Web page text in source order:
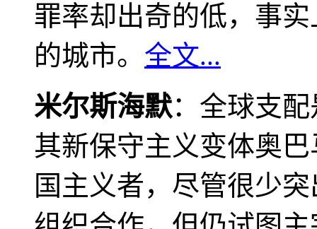
罪率却出奇的低，事
的城市。 全文...
米尔斯海默：全球支
其新保守主义变体奥
国主义者，尽管很少